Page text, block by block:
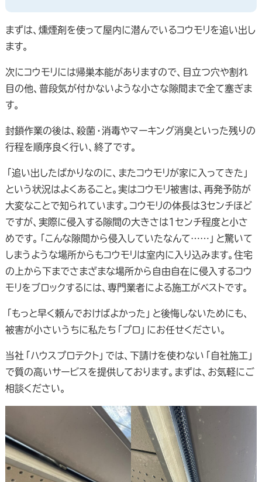
まずは、燻煙剤を使って屋内に潜んでいるコウモリを追い出し
ます。
次にコウモリには帰巣本能がありますので、目立つ穴や割れ
目の他、普段気が付かないような小さな隙間まで全て塞ぎま
す。
封鎖作業の後は、殺菌・消毒やマーキング消臭といった残りの
行程を順序良く行い、終了です。
「追い出したばかりなのに、またコウモリが家に入ってきた」
という状況はよくあること。実はコウモリ被害は、再発予防が
大変なことで知られています。コウモリの体長は3センチほど
ですが、実際に侵入する隙間の大きさは1センチ程度と小さ
めです。「こんな隙間から侵入していたなんて……」と驚いて
しまうような場所からもコウモリは室内に入り込みます。住宅
の上から下までさまざまな場所から自由自在に侵入するコウ
モリをブロックするには、専門業者による施工がベストです。
「もっと早く頼んでおけばよかった」と後悔しないためにも、
被害が小さいうちに私たち「プロ」にお任せください。
当社「ハウスプロテクト」では、下請けを使わない「自社施工」
で質の高いサービスを提供しております。まずは、お気軽にご
相談ください。